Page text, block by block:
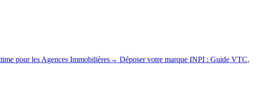
pour les Agences Immobilières→ Déposer votre marque INPI : Guide VTC,